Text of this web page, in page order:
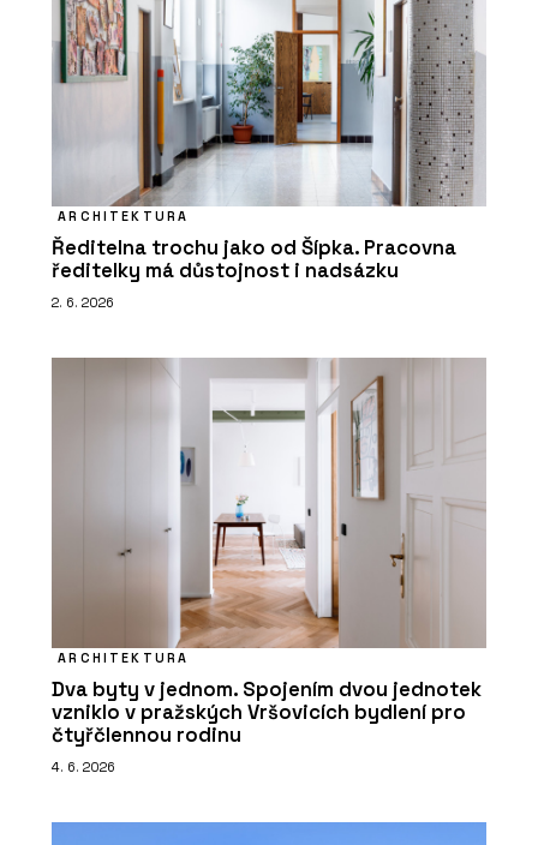
ARCHITEKTURA
Ředitelna trochu jako od Šípka. Pracovna
ředitelky má důstojnost i nadsázku
2. 6. 2026
ARCHITEKTURA
Dva byty v jednom. Spojením dvou jednotek
vzniklo v pražských Vršovicích bydlení pro
čtyřčlennou rodinu
4. 6. 2026